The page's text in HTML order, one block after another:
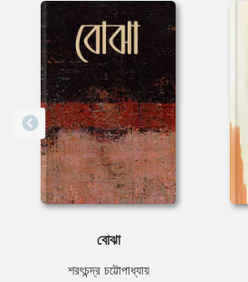
বোঝা
শরৎচন্দ্র চট্টোপাধ্যায়